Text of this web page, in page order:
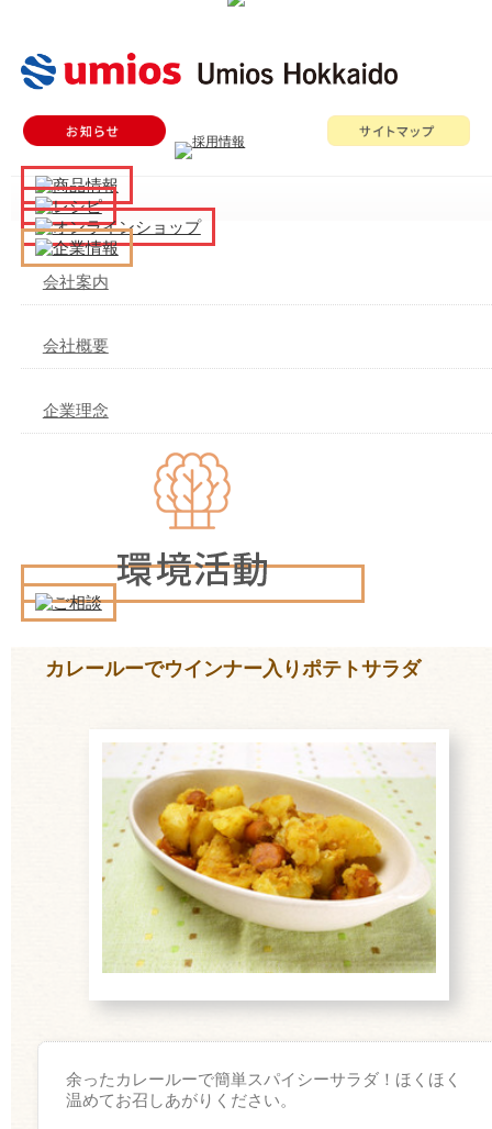
ュ
会社案内
会社概要
企業理念
カレールーでウインナー入りポテトサラダ
余ったカレールーで簡単スパイシーサラダ！ほくほく
温めてお召しあがりください。